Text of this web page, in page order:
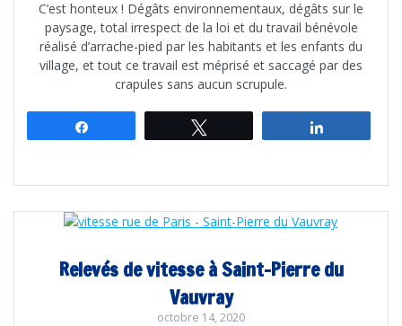
C’est honteux ! Dégâts environnementaux, dégâts sur le
paysage, total irrespect de la loi et du travail bénévole
réalisé d’arrache-pied par les habitants et les enfants du
village, et tout ce travail est méprisé et saccagé par des
crapules sans aucun scrupule.
Relevés de vitesse à Saint-Pierre du
Vauvray
octobre 14, 2020